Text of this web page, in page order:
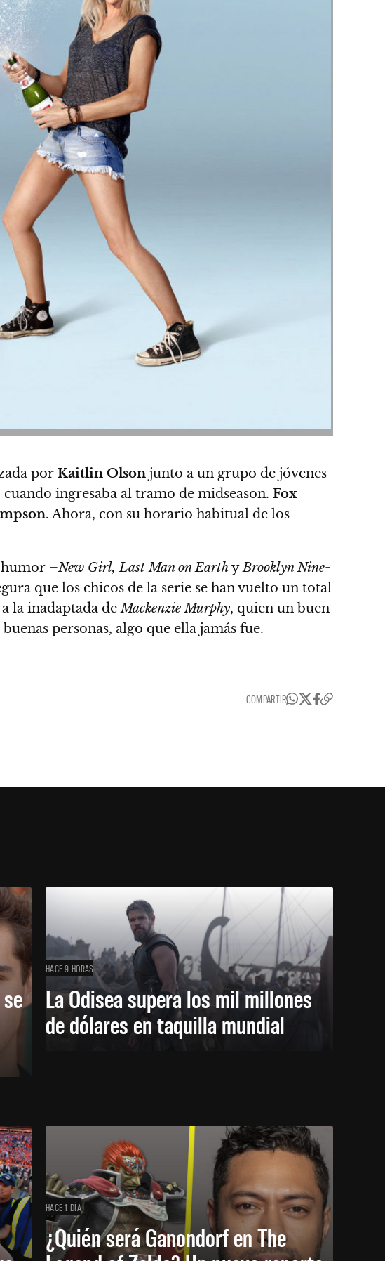
por Kaitlin Olson junto a un grupo de jóvenes
cuando ingresaba al tramo de midseason. Fox
. Ahora, con su horario habitual de los
humor –New Girl, Last Man on EarthyBrooklyn Nine-
que los chicos de la serie se han vuelto un total
la inadaptada deMackenzie Murphy, quien un buen
personas, algo que ella jamás fue.
COMPARTIR
HACE 9 HORAS
La Odisea supera los mil millones
de dólares en taquilla mundial
HACE 1 DÍA
¿Quién será Ganondorf en The